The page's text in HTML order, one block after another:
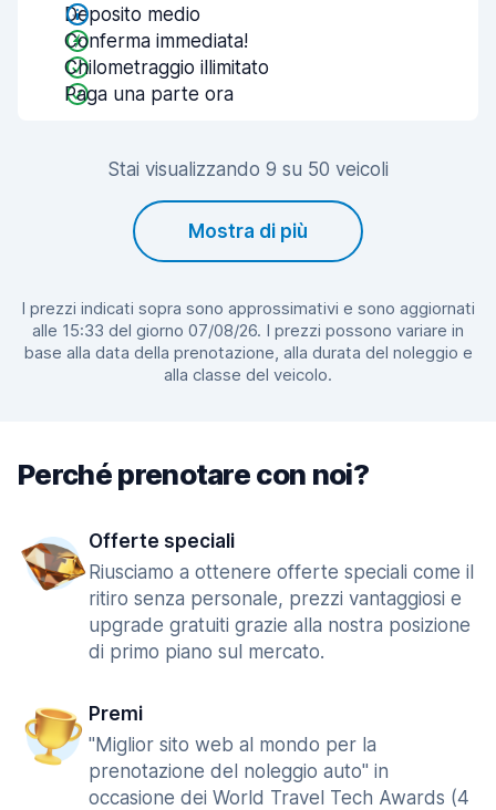
Deposito medio
Conferma immediata!
Chilometraggio illimitato
Paga una parte ora
Stai visualizzando 9 su 50 veicoli
Mostra di più
I prezzi indicati sopra sono approssimativi e sono aggiornati
alle 15:33 del giorno 07/08/26. I prezzi possono variare in
base alla data della prenotazione, alla durata del noleggio e
alla classe del veicolo.
Perché prenotare con noi?
Offerte speciali
Riusciamo a ottenere offerte speciali come il
ritiro senza personale, prezzi vantaggiosi e
upgrade gratuiti grazie alla nostra posizione
di primo piano sul mercato.
Premi
"Miglior sito web al mondo per la
prenotazione del noleggio auto" in
occasione dei World Travel Tech Awards (4